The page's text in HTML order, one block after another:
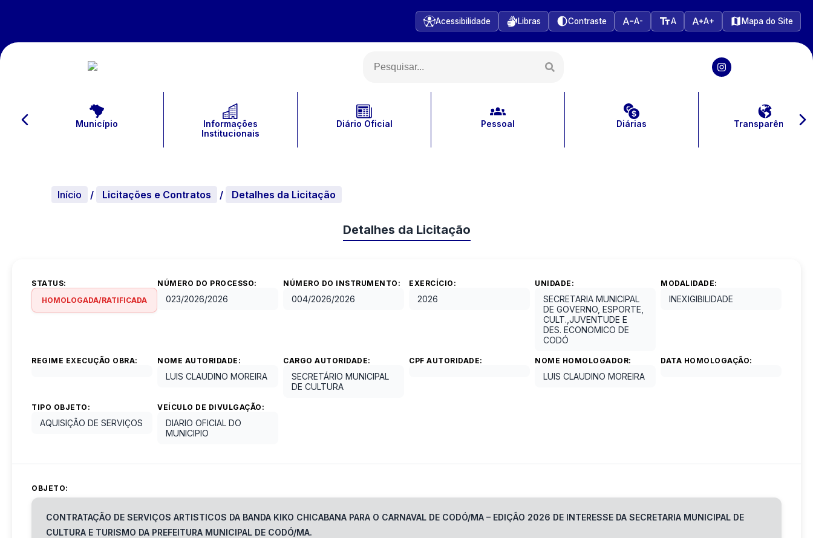
Acessibilidade Libras Contraste A- A A+ Mapa do Site
Município
Informações
Institucionais
Diário Oficial Pessoal Diárias Transparência
Início / Licitações e Contratos / Detalhes da Licitação
Detalhes da Licitação
STATUS:
HOMOLOGADA/RATIFICADA
NÚMERO DO PROCESSO:
023/2026/2026
NÚMERO DO INSTRUMENTO:
004/2026/2026
EXERCÍCIO:
2026
UNIDADE:
SECRETARIA MUNICIPAL
DE GOVERNO, ESPORTE,
CULT.,JUVENTUDE E
DES. ECONOMICO DE
CODÓ
MODALIDADE:
INEXIGIBILIDADE
REGIME EXECUÇÃO OBRA: NOME AUTORIDADE:
LUIS CLAUDINO MOREIRA
CARGO AUTORIDADE:
SECRETÁRIO MUNICIPAL
DE CULTURA
CPF AUTORIDADE: NOME HOMOLOGADOR:
LUIS CLAUDINO MOREIRA
DATA HOMOLOGAÇÃO:
TIPO OBJETO:
AQUISIÇÃO DE SERVIÇOS
VEÍCULO DE DIVULGAÇÃO:
DIARIO OFICIAL DO
MUNICIPIO
OBJETO:
CONTRATAÇÃO DE SERVIÇOS ARTISTICOS DA BANDA KIKO CHICABANA PARA O CARNAVAL DE CODÓ/MA – EDIÇÃO 2026 DE INTERESSE DA SECRETARIA MUNICIPAL DE
CULTURA E TURISMO DA PREFEITURA MUNICIPAL DE CODÓ/MA.